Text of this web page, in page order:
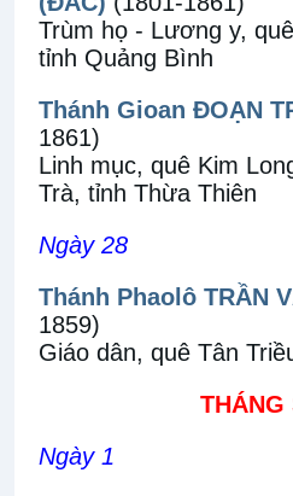
Trùm họ - Lương y,
tỉnh Quảng Bình
Thánh Gioan ĐOẠN
1861)
Linh mục, quê Kim
Trà, tỉnh Thừa Thiên
Ngày 28
Thánh Phaolô TRẦN
1859)
Giáo dân, quê Tân
THÁNG
Ngày 1